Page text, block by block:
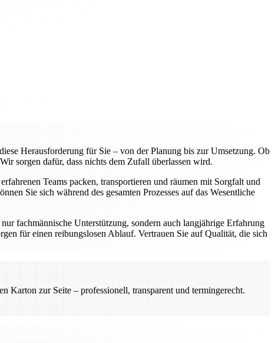
Herausforderung für Sie – von der Planung bis zur Umsetzung. Ob
sorgen dafür, dass nichts dem Zufall überlassen wird.
Teams packen, transportieren und räumen mit Sorgfalt und
Sie sich während des gesamten Prozesses auf das Wesentliche
fachmännische Unterstützung, sondern auch langjährige Erfahrung
für einen reibungslosen Ablauf. Vertrauen Sie auf Qualität, die sich
Karton zur Seite – professionell, transparent und termingerecht.